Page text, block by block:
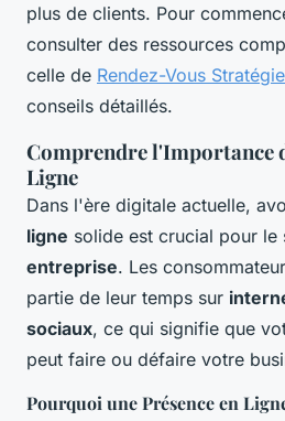
plus de clients. Pour
consulter des ressources
celle de Rendez-Vous
conseils détaillés.
Comprendre l'Importance
Ligne
Dans l'ère digitale actuelle,
ligne solide est crucial pour le
entreprise. Les
partie de leur temps sur
sociaux, ce qui signifie que
peut faire ou défaire votre
Pourquoi une Présence en